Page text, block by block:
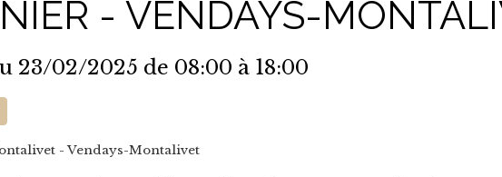
- VENDAYS-
23/02/2025 de 08:00 à 18:00
- Vendays-Montalivet